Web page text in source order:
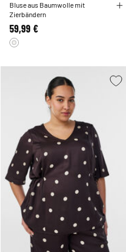
Bluse aus Baumwolle mit
Zierbändern
59,99 €